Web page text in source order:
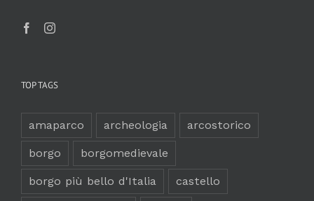
TOP TAGS
amaparco archeologia arcostorico
borgo borgomedievale
borgo più bello d'Italia castello